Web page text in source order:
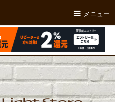
メニュー